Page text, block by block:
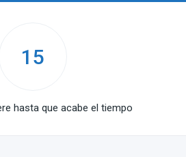
15
hasta que acabe el tiempo